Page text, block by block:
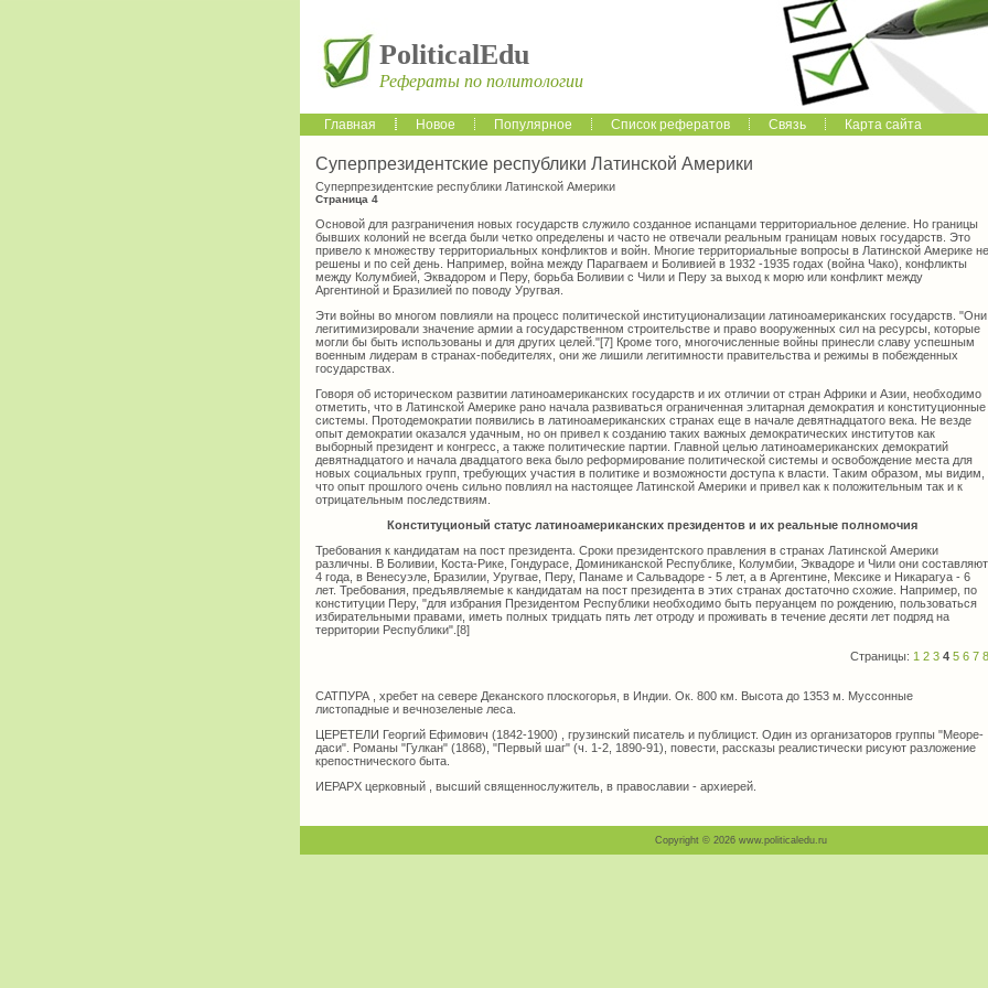
PoliticalEdu
Рефераты по политологии
Главная Новое Популярное Список рефератов Связь Карта сайта
Суперпрезидентские республики Латинской Америки
Суперпрезидентские республики Латинской Америки
Страница 4
Основой для разграничения новых государств служило созданное испанцами территориальное деление. Но границы
бывших колоний не всегда были четко определены и часто не отвечали реальным границам новых государств. Это
привело к множеству территориальных конфликтов и войн. Многие территориальные вопросы в Латинской Америке не
решены и по сей день. Например, война между Парагваем и Боливией в 1932 -1935 годах (война Чако), конфликты
между Колумбией, Эквадором и Перу, борьба Боливии с Чили и Перу за выход к морю или конфликт между
Аргентиной и Бразилией по поводу Уругвая.
Эти войны во многом повлияли на процесс политической институционализации латиноамериканских государств. "Они
легитимизировали значение армии а государственном строительстве и право вооруженных сил на ресурсы, которые
могли бы быть использованы и для других целей."[7] Кроме того, многочисленные войны принесли славу успешным
военным лидерам в странах-победителях, они же лишили легитимности правительства и режимы в побежденных
государствах.
Говоря об историческом развитии латиноамериканских государств и их отличии от стран Африки и Азии, необходимо
отметить, что в Латинской Америке рано начала развиваться ограниченная элитарная демократия и конституционные
системы. Протодемократии появились в латиноамериканских странах еще в начале девятнадцатого века. Не везде
опыт демократии оказался удачным, но он привел к созданию таких важных демократических институтов как
выборный президент и конгресс, а также политические партии. Главной целью латиноамериканских демократий
девятнадцатого и начала двадцатого века было реформирование политической системы и освобождение места для
новых социальных групп, требующих участия в политике и возможности доступа к власти. Таким образом, мы видим,
что опыт прошлого очень сильно повлиял на настоящее Латинской Америки и привел как к положительным так и к
отрицательным последствиям.
Конституционый статус латиноамериканских президентов и их реальные полномочия
Требования к кандидатам на пост президента. Сроки президентского правления в странах Латинской Америки
различны. В Боливии, Коста-Рике, Гондурасе, Доминиканской Республике, Колумбии, Эквадоре и Чили они составляют
4 года, в Венесуэле, Бразилии, Уругвае, Перу, Панаме и Сальвадоре - 5 лет, а в Аргентине, Мексике и Никарагуа - 6
лет. Требования, предъявляемые к кандидатам на пост президента в этих странах достаточно схожие. Например, по
конституции Перу, "для избрания Президентом Республики необходимо быть перуанцем по рождению, пользоваться
избирательными правами, иметь полных тридцать пять лет отроду и проживать в течение десяти лет подряд на
территории Республики".[8]
Страницы: 1 2 3 4 5 6 7 8
САТПУРА , хребет на севере Деканского плоскогорья, в Индии. Ок. 800 км. Высота до 1353 м. Муссонные
листопадные и вечнозеленые леса.
ЦЕРЕТЕЛИ Георгий Ефимович (1842-1900) , грузинский писатель и публицист. Один из организаторов группы "Меоре-
даси". Романы "Гулкан" (1868), "Первый шаг" (ч. 1-2, 1890-91), повести, рассказы реалистически рисуют разложение
крепостнического быта.
ИЕРАРХ церковный , высший священнослужитель, в православии - архиерей.
Copyright © 2026 www.politicaledu.ru